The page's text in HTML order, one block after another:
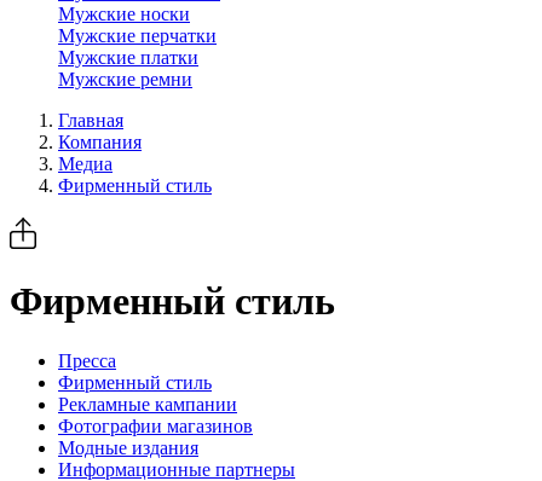
Мужские носки
Мужские перчатки
Мужские платки
Мужские ремни
Главная
Компания
Медиа
Фирменный стиль
Фирменный стиль
Пресса
Фирменный стиль
Рекламные кампании
Фотографии магазинов
Модные издания
Информационные партнеры